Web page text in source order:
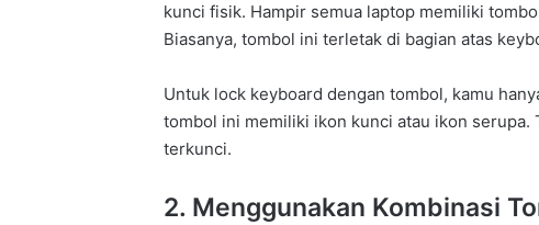
kunci fisik. Hampir semua laptop memiliki
Biasanya, tombol ini terletak di bagian atas
Untuk lock keyboard dengan tombol, kamu
tombol ini memiliki ikon kunci atau ikon
terkunci.
2. Menggunakan Kombinasi